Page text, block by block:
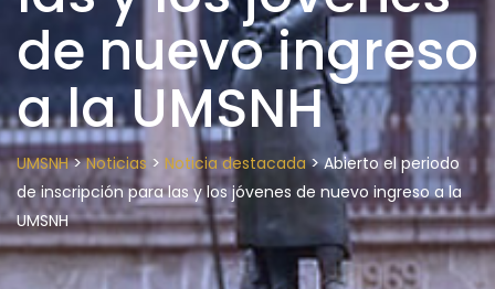
de nuevo ingreso
a la UMSNH
UMSNH>Noticias > Noticia destacada>Abierto el periodo
de inscripción para las y los jóvenes de nuevo ingreso a la
UMSNH